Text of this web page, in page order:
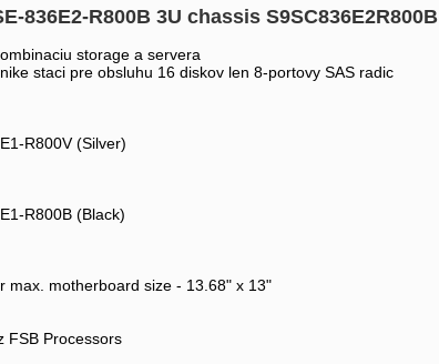
836E2-R800B 3U chassis S9SC836E2R800B
storage a servera
staci pre obsluhu 16 diskov len 8-portovy SAS radic
R800V (Silver)
R800B (Black)
max. motherboard size - 13.68" x 13"
FSB Processors